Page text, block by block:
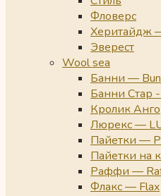
Фловерс
Херитайдж
Эверест
Wool sea
Банни —
Банни Стар
Кролик
Люрекс —
Пайетки —
Пайетки на
Раффи —
Флакс — Flax